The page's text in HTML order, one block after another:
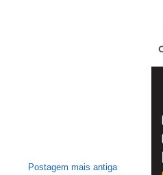
Postagem mais antiga